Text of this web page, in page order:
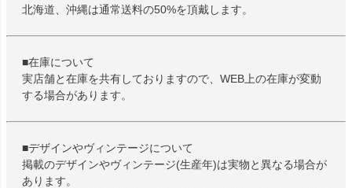
北海道、沖縄は通常送料の50%を頂戴します。
■在庫について
実店舗と在庫を共有しておりますので、WEB上の在庫が変動
する場合があります。
■デザインやヴィンテージについて
掲載のデザインやヴィンテージ(生産年)は実物と異なる場合が
あります。